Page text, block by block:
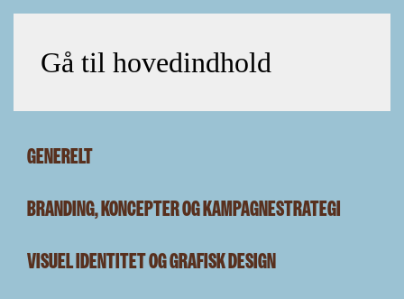
Gå til hovedindhold
GENERELT
BRANDING, KONCEPTER OG KAMPAGNESTRATEGI
VISUEL IDENTITET OG GRAFISK DESIGN